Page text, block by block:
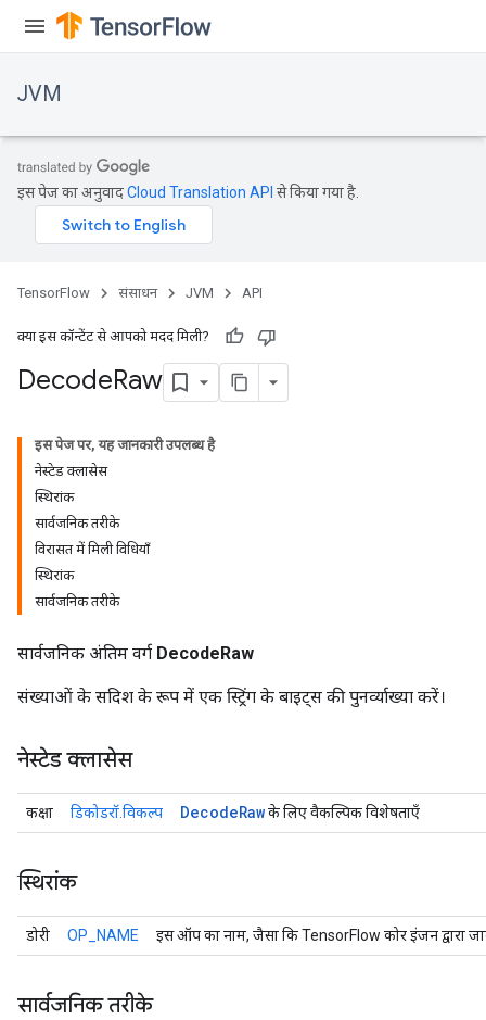
JVM
इस पेज का अनुवादCloud Translation API से किया गया है.
TensorFlow संसाधन JVM API
क्या इस कॉन्टेंट से आपको मदद मिली?
DecodeRaw
इस पेज पर, यह जानकारी उपलब्ध है
नेस्टेड क्लासेस
स्थिरांक
सार्वजनिक तरीके
विरासत में मिली विधियाँ
स्थिरांक
सार्वजनिक तरीके
सार्वजनिक अंतिम वर्ग DecodeRaw
संख्याओं के सदिश के रूप में एक स्ट्रिंग के बाइट्स की पुनर्व्याख्या करें।
नेस्टेड क्लासेस
कक्षा डिकोडरॉ.विकल्प DecodeRawके लिए वैकल्पिक विशेषताएँ
स्थिरांक
डोरी OP_NAME इस ऑप का नाम, जैसा कि TensorFlow कोर इंजन द्वारा
सार्वजनिक तरीके